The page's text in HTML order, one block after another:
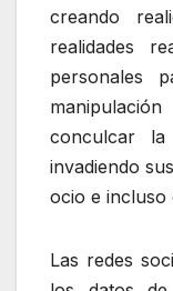
creando
realidades
personales
conculcar la
invadiendo
ocio e incluso
Las redes